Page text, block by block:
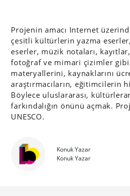
Projenin amacı Internet
çesitli kültürlerin yazma
eserler, müzik notaları,
fotoğraf ve mimari çizimler gibi
materyallerini, kaynaklarını
araştırmacıların, eğitimcilerin
Böylece uluslararası,
farkındalığın önünü açmak.
UNESCO.
Konuk Yazar
Konuk Yazar